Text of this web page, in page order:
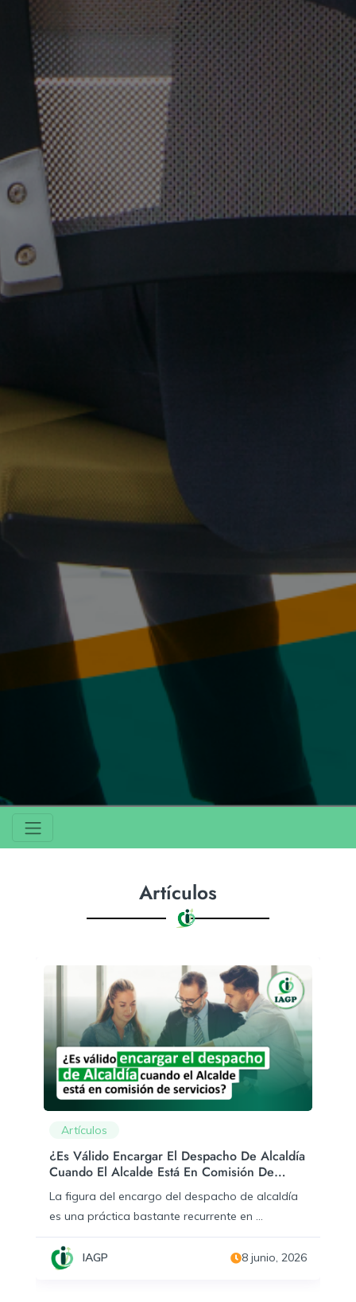
Artículos
Artículos
¿Es Válido Encargar El Despacho De Alcaldía
Cuando El Alcalde Está En Comisión De
Servicios?
La figura del encargo del despacho de alcaldía
es una práctica bastante recurrente en ...
IAGP 8 junio, 2026